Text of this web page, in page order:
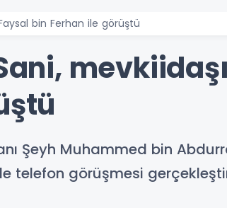
bin Ferhan ile görüştü
Şeyh Muhammed bin
telefon görüşmesi